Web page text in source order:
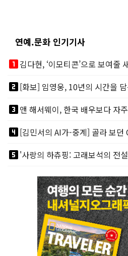
연예.문화 인기기사
looks_one김다현, ‘이모티콘’으로 보여줄
looks_two[화보] 임영웅, 10년의 시간을
looks_3앤 해서웨이, 한국 배우보다 자
looks_4
looks_5'사랑의 하츄핑: 고래보석의 전